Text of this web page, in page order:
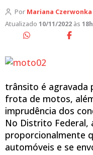
Por Mariana Czerwonka
Atualizado 10/11/2022 às
trânsito é agravada
frota de motos,
imprudência dos
No Distrito Federal,
proporcionalmente
automóveis e se